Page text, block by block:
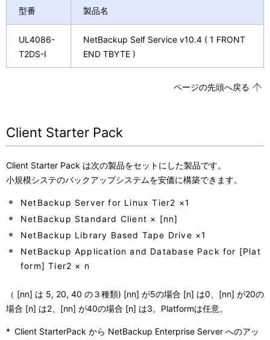
型番 製品名
UL4086-
T2DS-I
NetBackup Self Service v10.4 ( 1 FRONT
END TBYTE )
ページの先頭へ戻る
Client Starter Pack
Client Starter Pack は次の製品をセットにした製品です。
小規模システのバックアップシステムを安価に構築できます。
NetBackup Server for Linux Tier2 ×1
NetBackup Standard Client × [nn]
NetBackup Library Based Tape Drive ×1
NetBackup Application and Database Pack for [Plat
form] Tier2 × n
（ [nn] は 5, 20, 40 の３種類) [nn] が5の場合 [n] は0、[nn] が20の
場合 [n] は2、[nn] が40の場合 [n] は3。Platformは任意。
* Client StarterPack から NetBackup Enterprise Server へのアッ